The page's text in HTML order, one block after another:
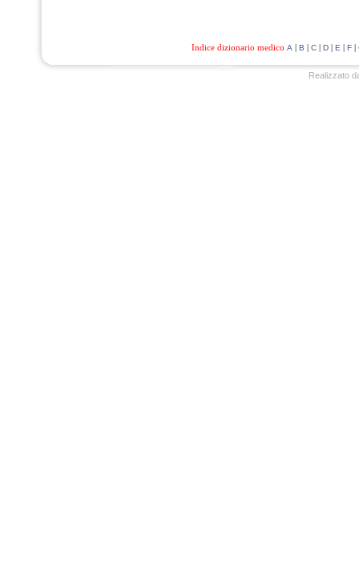
Indice dizionario medico A | B | C| D| E | F|
Realizzato